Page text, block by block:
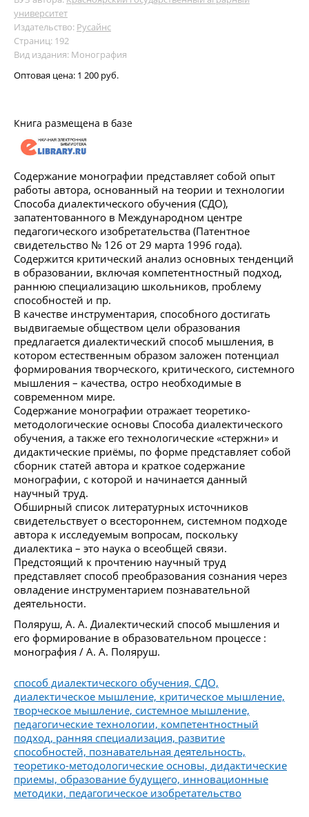
университет
Издательство: Русайнс
Страниц: 192
Вид издания: Монография
Оптовая цена: 1 200 руб.
Книга размещена в базе
Содержание монографии представляет собой опыт
работы автора, основанный на теории и технологии
Способа диалектического обучения (СДО),
запатентованного в Международном центре
педагогического изобретательства (Патентное
свидетельство № 126 от 29 марта 1996 года).
Содержится критический анализ основных тенденций
в образовании, включая компетентностный подход,
раннюю специализацию школьников, проблему
способностей и пр.
В качестве инструментария, способного достигать
выдвигаемые обществом цели образования
предлагается диалектический способ мышления, в
котором естественным образом заложен потенциал
формирования творческого, критического, системного
мышления – качества, остро необходимые в
современном мире.
Содержание монографии отражает теоретико-
методологические основы Способа диалектического
обучения, а также его технологические «стержни» и
дидактические приёмы, по форме представляет собой
сборник статей автора и краткое содержание
монографии, с которой и начинается данный
научный труд.
Обширный список литературных источников
свидетельствует о всестороннем, системном подходе
автора к исследуемым вопросам, поскольку
диалектика – это наука о всеобщей связи.
Предстоящий к прочтению научный труд
представляет способ преобразования сознания через
овладение инструментарием познавательной
деятельности.
Поляруш, А. А. Диалектический способ мышления и
его формирование в образовательном процессе :
монография / А. А. Поляруш.
cпособ диалектического обучения, СДО,
диалектическое мышление, критическое мышление,
творческое мышление, системное мышление,
педагогические технологии, компетентностный
подход, ранняя специализация, развитие
способностей, познавательная деятельность,
теоретико-методологические основы, дидактические
приемы, образование будущего, инновационные
методики, педагогическое изобретательство